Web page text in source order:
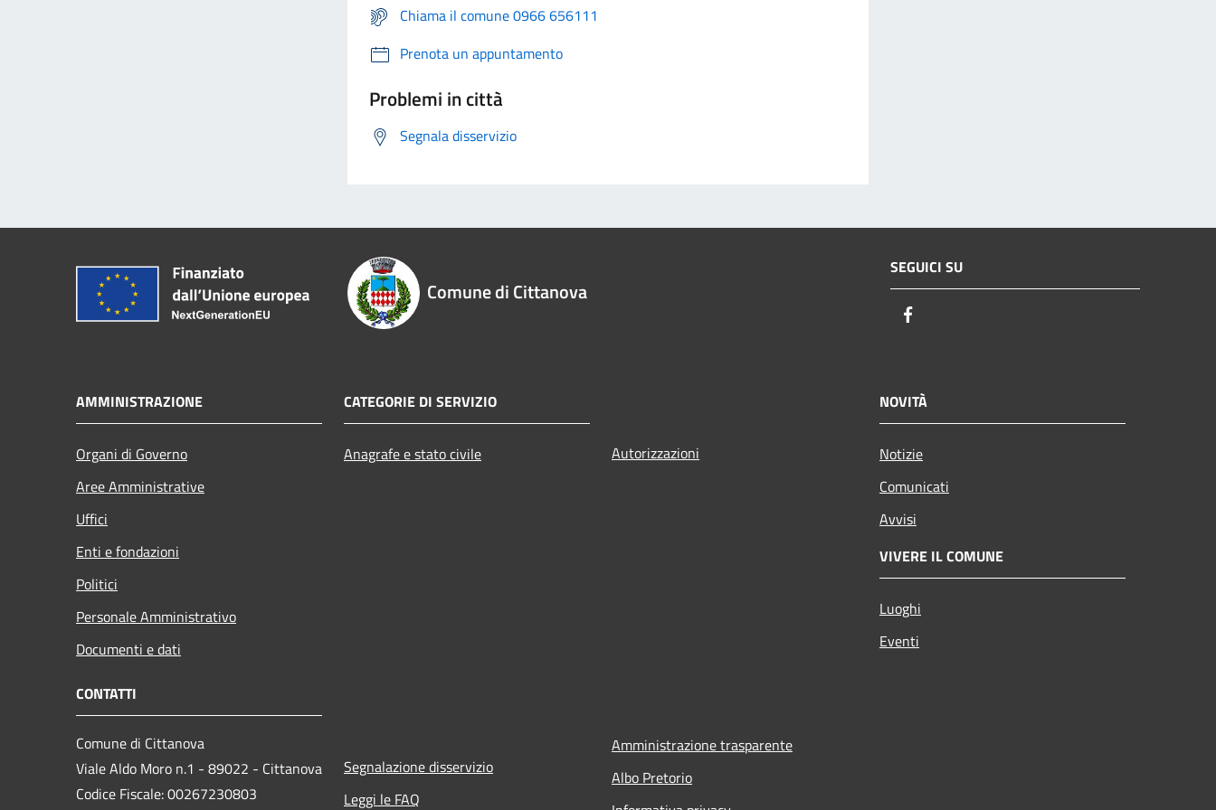
Chiama il comune 0966 656111
Prenota un appuntamento
Problemi in città
Segnala disservizio
Comune di Cittanova
SEGUICI SU
AMMINISTRAZIONE
Organi di Governo
Aree Amministrative
Uffici
Enti e fondazioni
Politici
Personale Amministrativo
Documenti e dati
CATEGORIE DI SERVIZIO
Anagrafe e stato civile Autorizzazioni
NOVITÀ
Notizie
Comunicati
Avvisi
VIVERE IL COMUNE
Luoghi
Eventi
CONTATTI
Comune di Cittanova
Viale Aldo Moro n.1 - 89022 - Cittanova
Codice Fiscale: 00267230803
Segnalazione disservizio
Leggi le FAQ
Amministrazione trasparente
Albo Pretorio